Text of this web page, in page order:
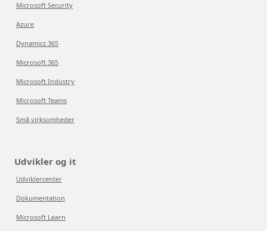
Microsoft Security
Azure
Dynamics 365
Microsoft 365
Microsoft Industry
Microsoft Teams
Små virksomheder
Udvikler og it
Udviklercenter
Dokumentation
Microsoft Learn